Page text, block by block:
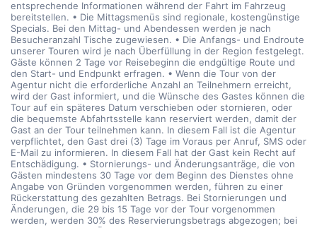
entsprechende Informationen während der Fahrt im Fahrzeug
bereitstellen. • Die Mittagsmenüs sind regionale, kostengünstige
Specials. Bei den Mittag- und Abendessen werden je nach
Besucheranzahl Tische zugewiesen. • Die Anfangs- und Endroute
unserer Touren wird je nach Überfüllung in der Region festgelegt.
Gäste können 2 Tage vor Reisebeginn die endgültige Route und
den Start- und Endpunkt erfragen. • Wenn die Tour von der
Agentur nicht die erforderliche Anzahl an Teilnehmern erreicht,
wird der Gast informiert, und die Wünsche des Gastes können die
Tour auf ein späteres Datum verschieben oder stornieren, oder
die bequemste Abfahrtsstelle kann reserviert werden, damit der
Gast an der Tour teilnehmen kann. In diesem Fall ist die Agentur
verpflichtet, den Gast drei (3) Tage im Voraus per Anruf, SMS oder
E-Mail zu informieren. In diesem Fall hat der Gast kein Recht auf
Entschädigung. • Stornierungs- und Änderungsanträge, die von
Gästen mindestens 30 Tage vor dem Beginn des Dienstes ohne
Angabe von Gründen vorgenommen werden, führen zu einer
Rückerstattung des gezahlten Betrags. Bei Stornierungen und
Änderungen, die 29 bis 15 Tage vor der Tour vorgenommen
werden, werden 30% des Reservierungsbetrags abgezogen; bei